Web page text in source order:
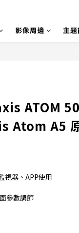
影像周邊 主題
ATOM
Atom A5
視器、APP使用
參數調節